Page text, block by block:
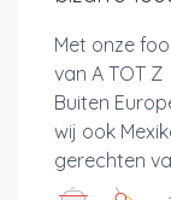
Met onze
van A
Buiten
wij ook
gerechten